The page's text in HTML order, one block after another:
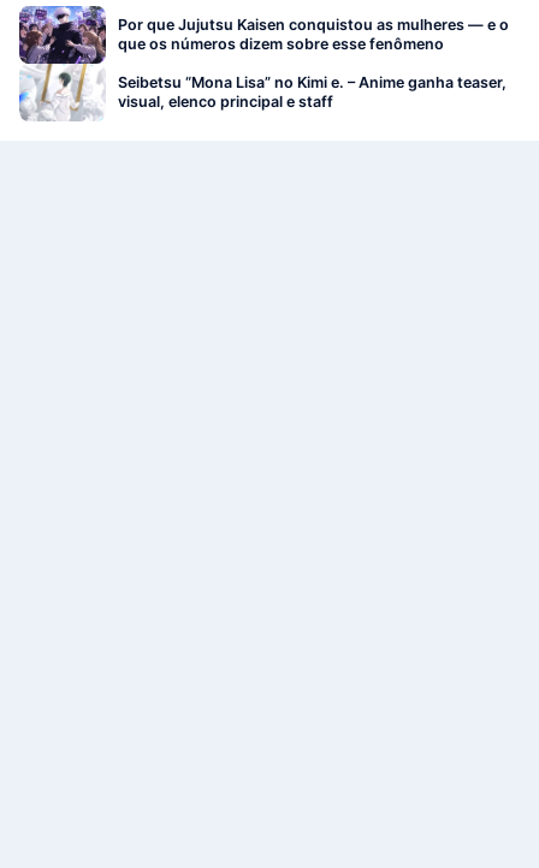
Por que Jujutsu Kaisen conquistou as mulheres — e o
que os números dizem sobre esse fenômeno
Seibetsu “Mona Lisa” no Kimi e. – Anime ganha teaser,
visual, elenco principal e staff